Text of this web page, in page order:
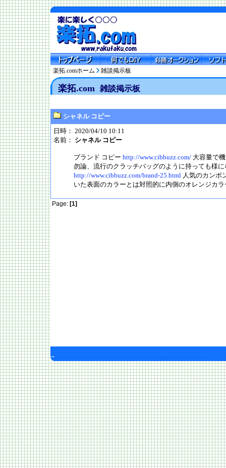
楽拓.comホーム 雑談掲示板
楽拓.com 雑談掲示板
シャネル コピー
日時： 2020/04/10 10:11
名前： シャネル コピー
ブランド コピー http://www.cibbuzz.com/ 大容量で
勿論、流行のクラッチバッグのように持っても様
http://www.cibbuzz.com/brand-25.html 人気のカンボ
いた表面のカラーとは対照的に内側のオレンジカ
Page: [1]